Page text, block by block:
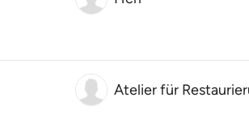
Atelier für